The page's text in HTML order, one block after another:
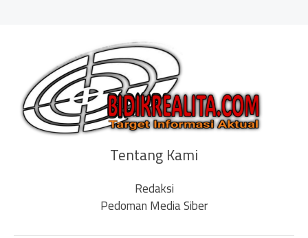
Tentang Kami
Redaksi
Pedoman Media Siber